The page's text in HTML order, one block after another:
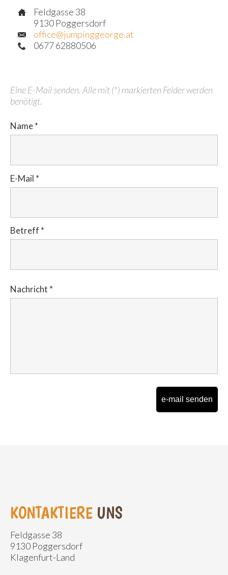
Feldgasse 38
9130 Poggersdorf
office@jumpinggeorge.at
0677 62880506
Eine E-Mail senden. Alle mit (*) markierten Felder werden
benötigt.
Name*
E-Mail *
Betreff *
Nachricht *
e-mail senden
KONTAKTIERE UNS
Feldgasse 38
9130 Poggersdorf
Klagenfurt-Land